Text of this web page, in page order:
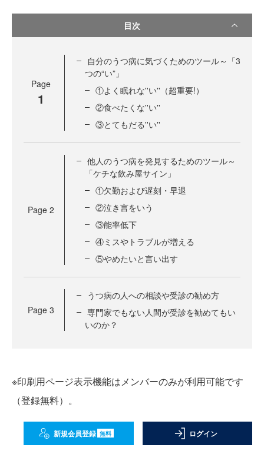
目次
Page
1
自分のうつ病に気づくためのツール～「3
つの“い”」
①よく眠れな''い''（超重要!）
②食べたくな''い''
③とてもだる''い''
Page 2
他人のうつ病を発見するためのツール～
「ケチな飲み屋サイン」
①欠勤および遅刻・早退
②泣き言をいう
③能率低下
④ミスやトラブルが増える
⑤やめたいと言い出す
Page 3
うつ病の人への相談や受診の勧め方
専門家でもない人間が受診を勧めてもい
いのか？
※印刷用ページ表示機能はメンバーのみが利用可能です
（登録無料）。
新規会員登録 無料 ログイン